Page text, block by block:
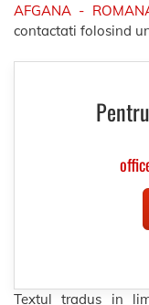
AFGANA -
contactati folosind
Textul tradus in